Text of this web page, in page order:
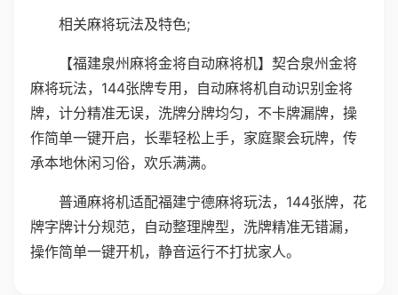
相关麻将玩法及特色;
【福建泉州麻将金将自动麻将机】契合泉州金将
麻将玩法，144张牌专用，自动麻将机自动识别金将
牌，计分精准无误，洗牌分牌均匀，不卡牌漏牌，操
作简单一键开启，长辈轻松上手，家庭聚会玩牌，传
承本地休闲习俗，欢乐满满。
普通麻将机适配福建宁德麻将玩法，144张牌，花
牌字牌计分规范，自动整理牌型，洗牌精准无错漏，
操作简单一键开机，静音运行不打扰家人。